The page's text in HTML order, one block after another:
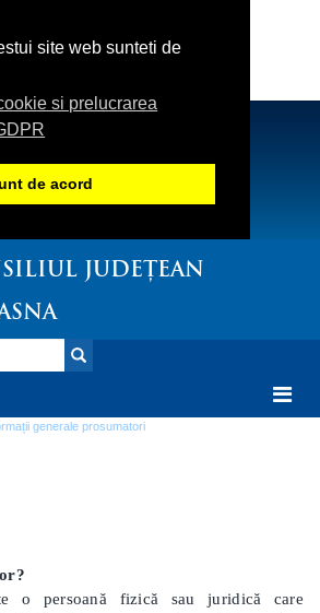
site web sunteti de
si prelucrarea
de acord
JUDEȚEAN
generale prosumatori
o persoană fizică sau juridică care